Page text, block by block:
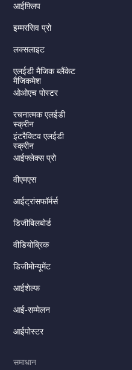
आईफ़्लिप
इम्मरसिव प्रो
लक्सलाइट
एलईडी मैजिक ब्लैंकेट
मैजिकमेश
ओओएच पोस्टर
रचनात्मक एलईडी
स्क्रीन
इंटरैक्टिव एलईडी
स्क्रीन
आईफ्लेक्स प्रो
वीएमएस
आईट्रांसफॉर्मर्स
डिजीबिलबोर्ड
वीडियोब्रिक
डिजीमोन्यूमेंट
आईशेल्फ
आई-सम्मेलन
आईपोस्टर
समाधान
Korean
Italian
Dutch
Serbian